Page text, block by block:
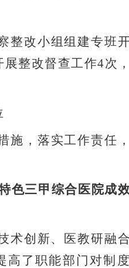
整改小组组建专班
展整改督查工作4次
施，落实工作责任
色三甲综合医院成
术创新、医教研融
高了职能部门对制